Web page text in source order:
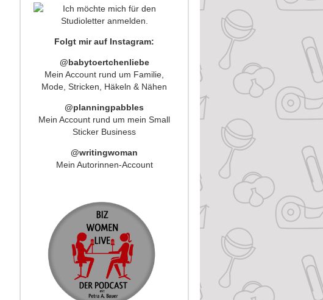
Folgt mir auf Instagram:
@babytoertchenliebe
Mein Account rund um Familie,
Mode, Stricken, Häkeln & Nähen
@planningpabbles
Mein Account rund um mein Small
Sticker Business
@writingwoman
Mein Autorinnen-Account